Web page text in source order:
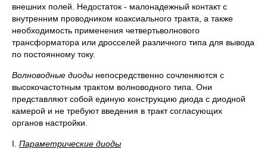
внешних полей. Недостаток - малонадежный контакт с
внутренним проводником коаксиального тракта, а также
необходимость применения четвертьволнового
трансформатора или дросселей различного типа для вывода
по постоянному току.
Волноводные диоды непосредственно сочленяются с
высокочастотным трактом волноводного типа. Они
представляют собой единую конструкцию диода с диодной
камерой и не требуют введения в тракт согласующих
органов настройки.
I. Параметрические диоды